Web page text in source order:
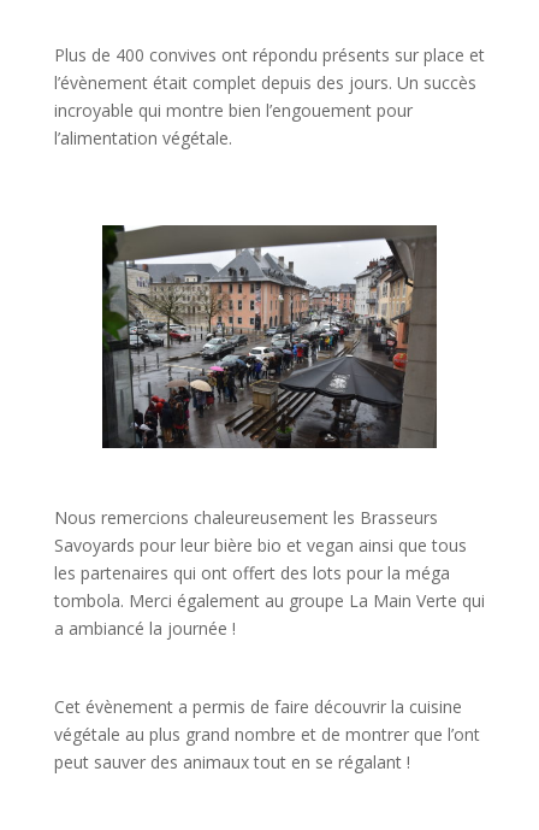
Plus de 400 convives ont répondu présents sur place et
l’évènement était complet depuis des jours. Un succès
incroyable qui montre bien l’engouement pour
l’alimentation végétale.
Nous remercions chaleureusement les Brasseurs
Savoyards pour leur bière bio et vegan ainsi que tous
les partenaires qui ont offert des lots pour la méga
tombola. Merci également au groupe La Main Verte qui
a ambiancé la journée !
Cet évènement a permis de faire découvrir la cuisine
végétale au plus grand nombre et de montrer que l’ont
peut sauver des animaux tout en se régalant !